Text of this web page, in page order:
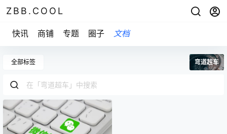
ZBB.COOL
快讯 商铺 专题 圈子 文档
全部标签 弯道超车